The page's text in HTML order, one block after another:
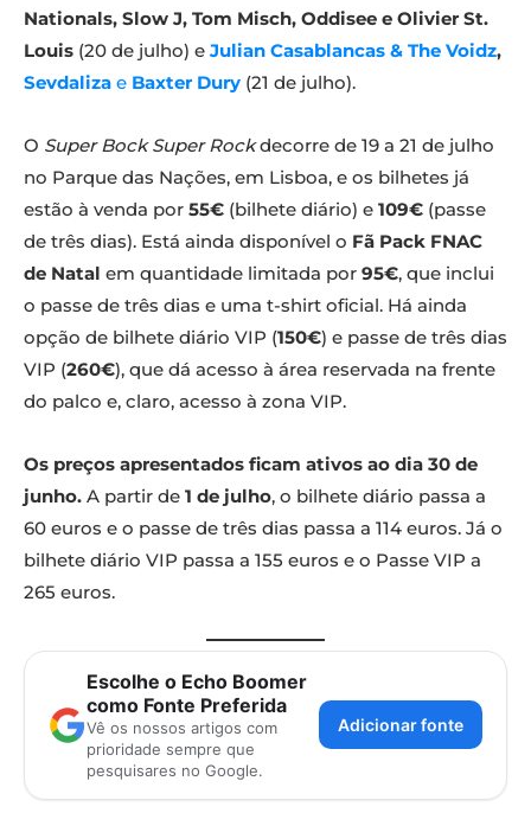
Nationals, Slow J, Tom Misch, Oddisee e Olivier St.
Louis (20 de julho) e Julian Casablancas & The Voidz,
Sevdaliza e Baxter Dury (21 de julho).
O Super Bock Super Rockdecorre de 19 a 21 de julho
no Parque das Nações, em Lisboa, e os bilhetes já
estão à venda por 55€ (bilhete diário) e 109€ (passe
de três dias). Está ainda disponível o Fã Pack FNAC
de Natal em quantidade limitada por 95€, que inclui
o passe de três dias e uma t-shirt oficial. Há ainda
opção de bilhete diário VIP (150€) e passe de três dias
VIP (260€), que dá acesso à área reservada na frente
do palco e, claro, acesso à zona VIP.
Os preços apresentados ficam ativos ao dia 30 de
junho. A partir de 1 de julho, o bilhete diário passa a
60 euros e o passe de três dias passa a 114 euros. Já o
bilhete diário VIP passa a 155 euros e o Passe VIP a
265 euros.
Escolhe o Echo Boomer
como Fonte Preferida
Vê os nossos artigos com
prioridade sempre que
pesquisares no Google.
Adicionar fonte